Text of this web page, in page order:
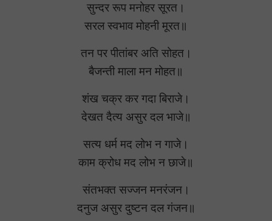
सुन्दर रूप मनोहर सूरत।
सरल स्वभाव मोहनी मूरत॥
तन पर पीतांबर अति सोहत।
बैजन्ती माला मन मोहत॥
शंख चक्र कर गदा बिराजे।
देखत दैत्य असुर दल भाजे॥
सत्य धर्म मद लोभ न गाजे।
काम क्रोध मद लोभ न छाजे॥
संतभक्त सज्जन मनरंजन।
दनुज असुर दुष्टन दल गंजन॥